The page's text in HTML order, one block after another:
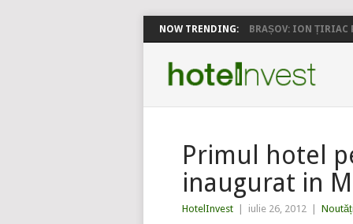
NOW TRENDING: BRAȘOV: ION ȚIRIAC
Primul hotel
inaugurat in
HotelInvest iulie 26, 2012